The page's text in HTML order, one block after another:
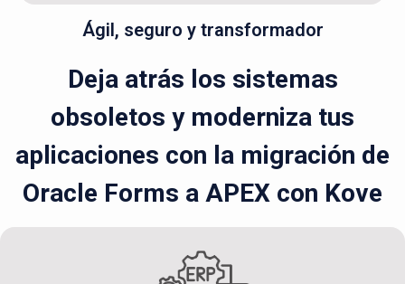
Ágil, seguro y transformador
Deja atrás los sistemas
obsoletos y moderniza tus
aplicaciones con la migración de
Oracle Forms a APEX con Kove